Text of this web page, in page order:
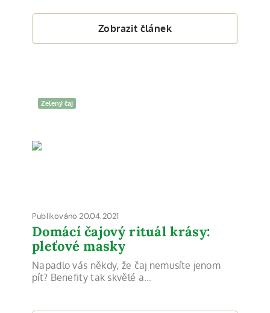
Zobrazit článek
Zelený čaj
Publikováno 20.04.2021
Domácí čajový rituál krásy:
pleťové masky
Napadlo vás někdy, že čaj nemusíte jenom
pít? Benefity tak skvělé a…